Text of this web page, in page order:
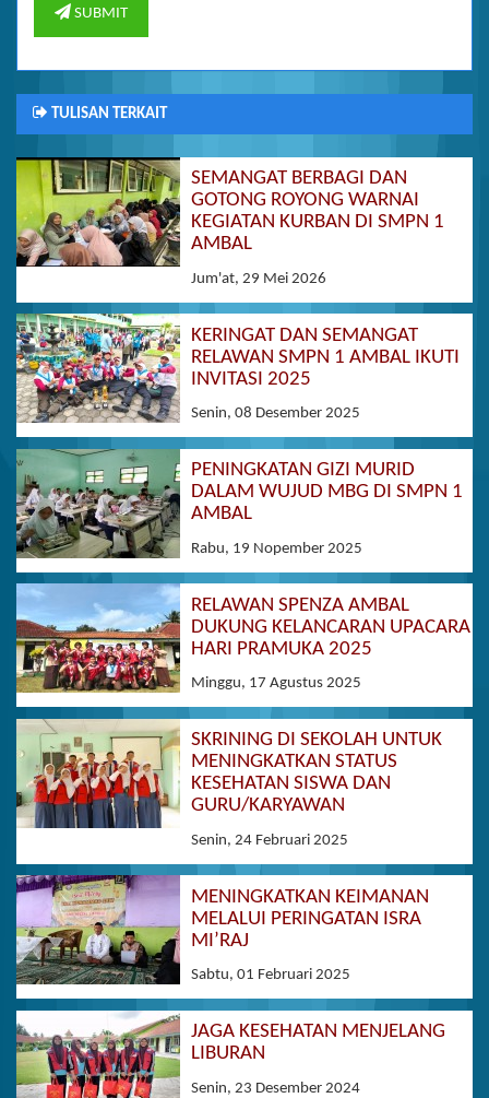
SUBMIT
TULISAN TERKAIT
SEMANGAT BERBAGI DAN
GOTONG ROYONG WARNAI
KEGIATAN KURBAN DI SMPN 1
AMBAL
Jum'at, 29 Mei 2026
KERINGAT DAN SEMANGAT
RELAWAN SMPN 1 AMBAL IKUTI
INVITASI 2025
Senin, 08 Desember 2025
PENINGKATAN GIZI MURID
DALAM WUJUD MBG DI SMPN 1
AMBAL
Rabu, 19 Nopember 2025
RELAWAN SPENZA AMBAL
DUKUNG KELANCARAN UPACARA
HARI PRAMUKA 2025
Minggu, 17 Agustus 2025
SKRINING DI SEKOLAH UNTUK
MENINGKATKAN STATUS
KESEHATAN SISWA DAN
GURU/KARYAWAN
Senin, 24 Februari 2025
MENINGKATKAN KEIMANAN
MELALUI PERINGATAN ISRA
MI’RAJ
Sabtu, 01 Februari 2025
JAGA KESEHATAN MENJELANG
LIBURAN
Senin, 23 Desember 2024